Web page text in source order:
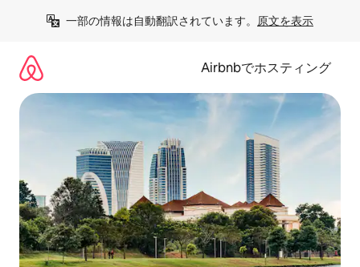
一部の情報は自動翻訳されています。 原文を表示
Airbnbでホスティング